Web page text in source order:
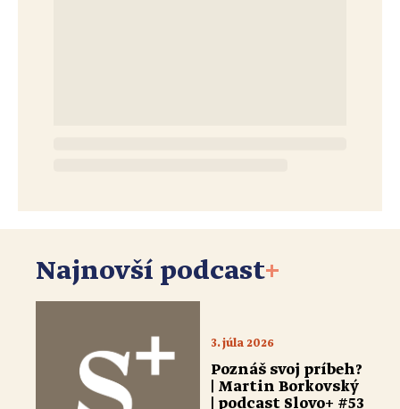
Najnovší podcast+
3. júla 2026
Poznáš svoj príbeh?
| Martin Borkovský
| podcast Slovo+ #53